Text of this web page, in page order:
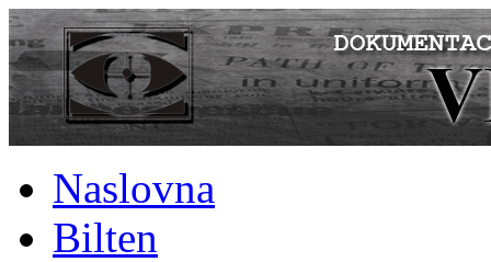
Naslovna
Bilten